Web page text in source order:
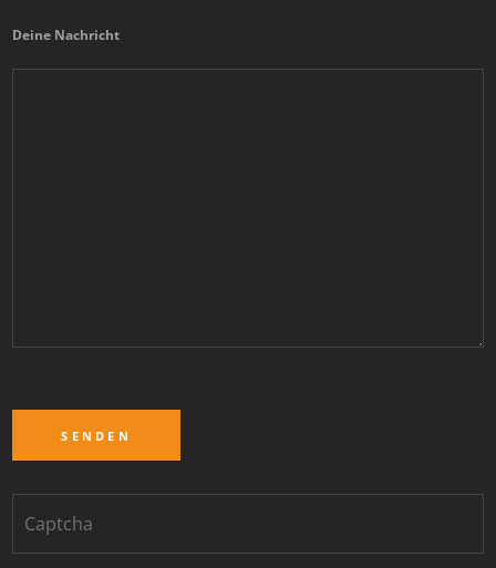
Deine Nachricht